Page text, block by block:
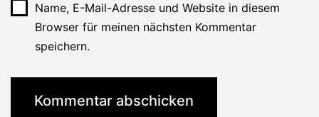
Name, E-Mail-Adresse und Website in diesem
Browser für meinen nächsten Kommentar
speichern.